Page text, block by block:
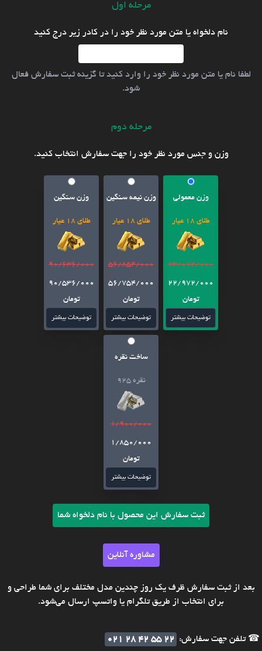
مرحله اول
نام دلخواه یا متن مورد نظر خود را در کادر زیر درج کنید
لطفا نام یا متن مورد نظر خود را وارد کنید تا گزینه ثبت سفارش فعال
شود.
مرحله دوم
وزن و جنس مورد نظر خود را جهت سفارش انتخاب کنید.
وزن معمولی
طلای 18 عیار
23/072/000
22/972/000
تومان
توضیحات بیشتر
وزن نیمه سنگین
طلای 18 عیار
56/854/000
56/754/000
تومان
توضیحات بیشتر
وزن سنگین
طلای 18 عیار
90/636/000
90/536/000
تومان
توضیحات بیشتر
ساخت نقره
نقره 925
1/900/000
1/850/000
تومان
توضیحات بیشتر
ثبت سفارش این محصول با نام دلخواه شما
مشاوره آنلاین
بعد از ثبت سفارش ظرف یک روز چندین مدل مختلف برای شما طراحی و
برای انتخاب از طریق تلگرام یا واتسپ ارسال می‌شود.
☎ تلفن جهت سفارش:
021 28 42 55 22